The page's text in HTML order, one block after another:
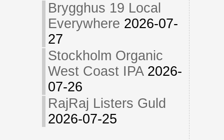
Brygghus 19 Local
Everywhere 2026-07-
27
Stockholm Organic
West Coast IPA 2026-
07-26
RajRaj Listers Guld
2026-07-25